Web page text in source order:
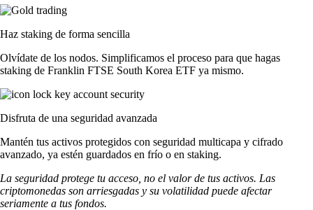
Haz staking de forma sencilla
Olvídate de los nodos. Simplificamos el proceso para que hagas
staking de Franklin FTSE South Korea ETF ya mismo.
Disfruta de una seguridad avanzada
Mantén tus activos protegidos con seguridad multicapa y cifrado
avanzado, ya estén guardados en frío o en staking.
La seguridad protege tu acceso, no el valor de tus activos. Las
criptomonedas son arriesgadas y su volatilidad puede afectar
seriamente a tus fondos.